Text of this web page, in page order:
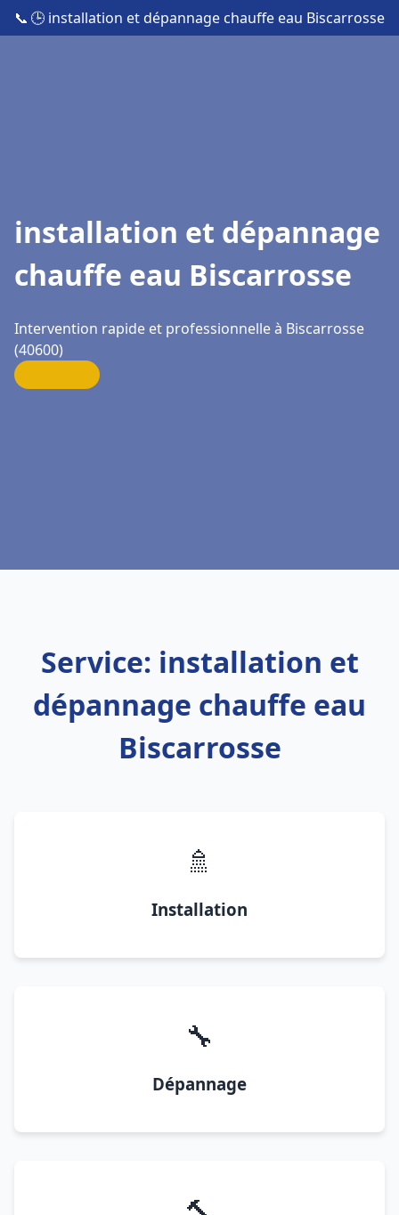
📞 🕒 installation et dépannage chauffe eau Biscarrosse
installation et dépannage
chauffe eau Biscarrosse
Intervention rapide et professionnelle à Biscarrosse
(40600)
Service: installation et
dépannage chauffe eau
Biscarrosse
🚿
Installation
🔧
Dépannage